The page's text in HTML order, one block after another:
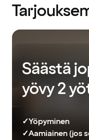
Säästä
yövy 2
✓Yöpyminen
✓Aamiainen (jos